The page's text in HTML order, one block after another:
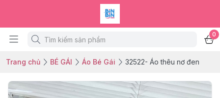
0
Trang chủ BÉ GÁI Áo Bé Gái 32522- Áo thêu nơ đen